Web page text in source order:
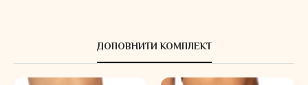
ДОПОВНИТИ КОМПЛЕКТ